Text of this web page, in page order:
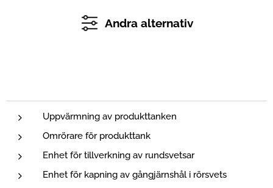
Andra alternativ
Uppvärmning av produkttanken
Omrörare för produkttank
Enhet för tillverkning av rundsvetsar
Enhet för kapning av gångjärnshål i rörsvets